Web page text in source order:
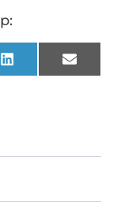
LinkedIn Email